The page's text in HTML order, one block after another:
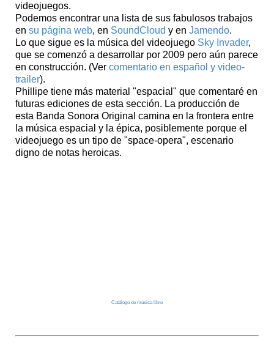
videojuegos.
Podemos encontrar una lista de sus fabulosos trabajos
en su página web, en SoundCloud y en Jamendo.
Lo que sigue es la música del videojuego Sky Invader,
que se comenzó a desarrollar por 2009 pero aún parece
en construcción. (Ver comentario en español y video-
trailer).
Phillipe tiene más material "espacial" que comentaré en
futuras ediciones de esta sección. La producción de
esta Banda Sonora Original camina en la frontera entre
la música espacial y la épica, posiblemente porque el
videojuego es un tipo de "space-opera", escenario
digno de notas heroicas.
Catálogo de música libre